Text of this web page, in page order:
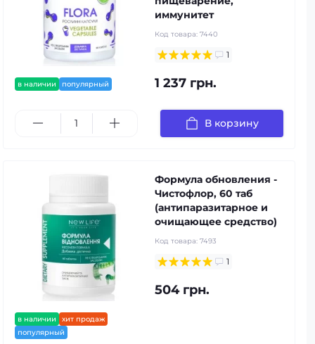
в наличии популярный
иммунитет
Код товара: 7440
1
1 237 грн.
В корзину
в наличии
хит продаж
популярный
Формула обновления -
Чистофлор, 60 таб
(антипаразитарное и
очищающее средство)
Код товара: 7493
1
504 грн.